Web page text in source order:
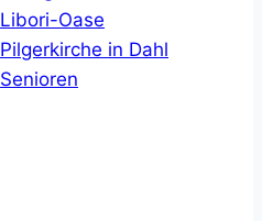
Libori-Oase
Pilgerkirche in Dahl
Senioren